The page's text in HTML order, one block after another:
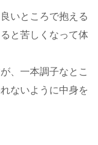
いところで抱える
と苦しくなって体
、一本調子なとこ
ないように中身を